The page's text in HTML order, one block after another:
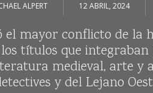
ALPERT 12 ABRIL, 2024
el mayor conflicto de la
títulos que
medieval, arte y
y del Lejano